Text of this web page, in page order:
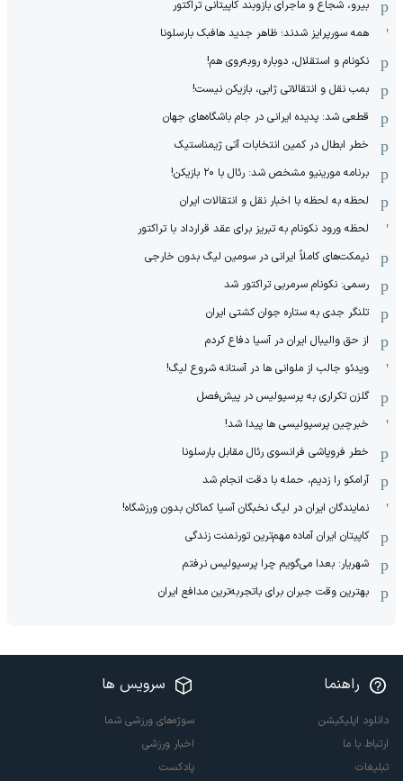
بیرو، شجاع و ماجرای بازوبند کاپیتانی تراکتور
همه سورپرایز شدند؛ ظاهر جدید هافبک بارسلونا
نکونام و استقلال، دوباره روبه‌روی هم!
بمب نقل و انتقالاتی ژابی، بازیکن نیست!
قطعی شد: پدیده ایرانی در جام باشگاه‌های جهان
خطر ابطال در کمین انتخابات آتی ژیمناستیک
برنامه مورینیو مشخص شد: رئال با ۲۰ بازیکن!
لحظه به لحظه با اخبار نقل و انتقالات ایران
لحظه ورود نکونام به تبریز برای عقد قرارداد با تراکتور
نیمکت‌های کاملاً ایرانی در سومین لیگ بدون خارجی
رسمی: نکونام سرمربی تراکتور شد
تلنگر جدی به ستاره جوان کشتی ایران
از حق والیبال ایران در آسیا دفاع کردم
ویدئو جالب از ملوانی ها در آستانه شروع لیگ!
گلزن تکراری به پرسپولیس در پیش‌فصل
خبرچین پرسپولیسی ها پیدا شد!
خطر فروپاشی فرانسوی رئال مقابل بارسلونا
آرامکو را زدیم، حمله با دقت انجام شد
نمایندگان ایران در لیگ نخبگان آسیا کماکان بدون ورزشگاه!
کاپیتان ایران آماده مهم‌ترین تورنمنت زندگی
شهریار: بعدا می‌گویم چرا پرسپولیس نرفتم
بهترین وقت جبران برای باتجربه‌ترین مدافع ایران
راهنما
دانلود اپلیکیشن
ارتباط با ما
تبلیغات
سرویس ها
سوژه‌های ورزشی شما
اخبار ورزشی
پادکست